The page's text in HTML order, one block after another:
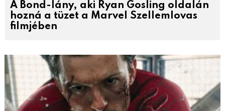
A Bond-lány, aki Ryan Gosling oldalán
hozná a tüzet a Marvel Szellemlovas
filmjében